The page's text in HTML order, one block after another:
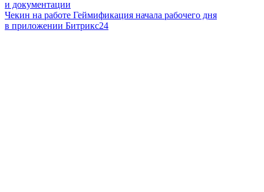
и документации
Чекин на работе Геймификация начала рабочего дня
в приложении Битрикс24